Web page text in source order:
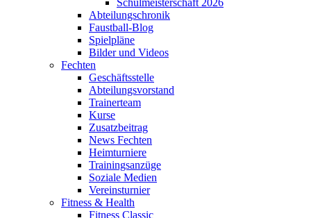
Abteilungschronik
Faustball-Blog
Spielpläne
Bilder und Videos
Fechten
Geschäftsstelle
Abteilungsvorstand
Trainerteam
Kurse
Zusatzbeitrag
News Fechten
Heimturniere
Trainingsanzüge
Soziale Medien
Vereinsturnier
Fitness & Health
Fitness Classic